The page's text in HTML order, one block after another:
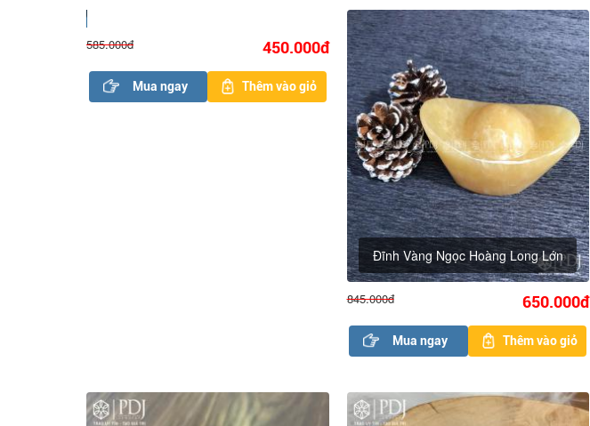
Đĩnh Vàng Ngọc Hoàng Long Lớn
845.000đ 650.000đ
Mua ngay Thêm vào giỏ